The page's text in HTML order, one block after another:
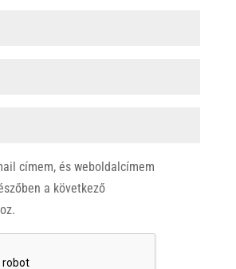
címem, és weboldalcímem
a következő